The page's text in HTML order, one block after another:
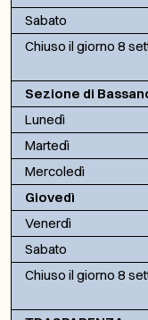
Sabato
Chiuso il giorno 8
Sezione di
Lunedì
Martedì
Mercoledì
Giovedì
Venerdì
Sabato
Chiuso il giorno 8